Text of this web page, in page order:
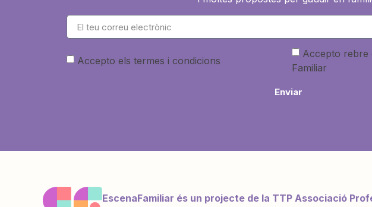
Accepto els termes i condicions
Accepto rebre
Familiar
Enviar
EscenaFamiliar és un projecte de la TTP Associació